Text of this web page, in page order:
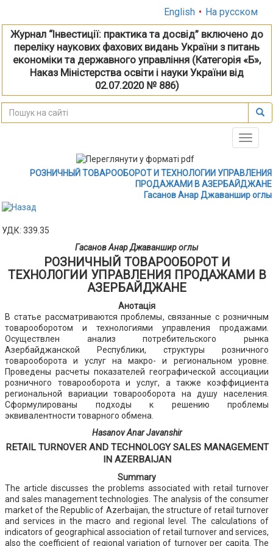
English • На русском
Журнал “Інвестиції: практика та досвід” включено до
переліку наукових фахових видань України з питань
економіки та державного управління (Категорія «Б»,
Наказ Міністерства освіти і науки України від
02.07.2020 № 886)
Toggle
РОЗНИЧНЫЙ ТОВАРООБОРОТ И ТЕХНОЛОГИИ УПРАВЛЕНИЯ
ПРОДАЖАМИ В АЗЕРБАЙДЖАНЕ
Гасанов Анар Джаваншир оглы
УДК: 339.35
Гасанов Анар Джаваншир оглы
РОЗНИЧНЫЙ ТОВАРООБОРОТ И
ТЕХНОЛОГИИ УПРАВЛЕНИЯ ПРОДАЖАМИ В
АЗЕРБАЙДЖАНЕ
Анотація
В статье рассматриваются проблемы, связанные с розничным
товарооборотом и технологиями управления продажами.
Осуществлен анализ потребительского рынка
Азербайджанской Республики, структуры розничного
товарооборота и услуг на макро- и региональном уровне.
Проведены расчеты показателей географической ассоциации
розничного товарооборота и услуг, а также коэффициента
региональной вариации товарооборота на душу населения.
Сформулированы подходы к решению проблемы
эквивалентности товарного обмена.
Hasanov Anar Javanshir
RETAIL TURNOVER AND TECHNOLOGY SALES MANAGEMENT
IN AZERBAIJAN
Summary
The article discusses the problems associated with retail turnover
and sales management technologies. The analysis of the consumer
market of the Republic of Azerbaijan, the structure of retail turnover
and services in the macro and regional level. The calculations of
indicators of geographical association of retail turnover and services,
also the coefficient of regional variation of turnover per capita. The